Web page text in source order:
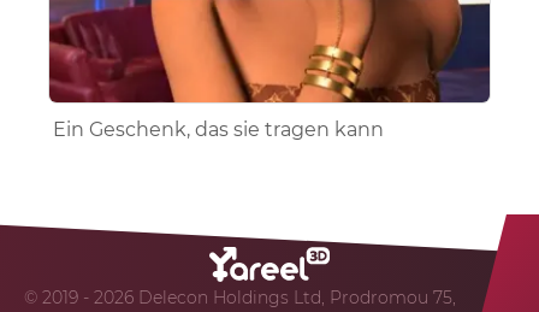
Ein Geschenk, das sie tragen kann
© 2019 - 2026 Delecon Holdings Ltd, Prodromou 75,